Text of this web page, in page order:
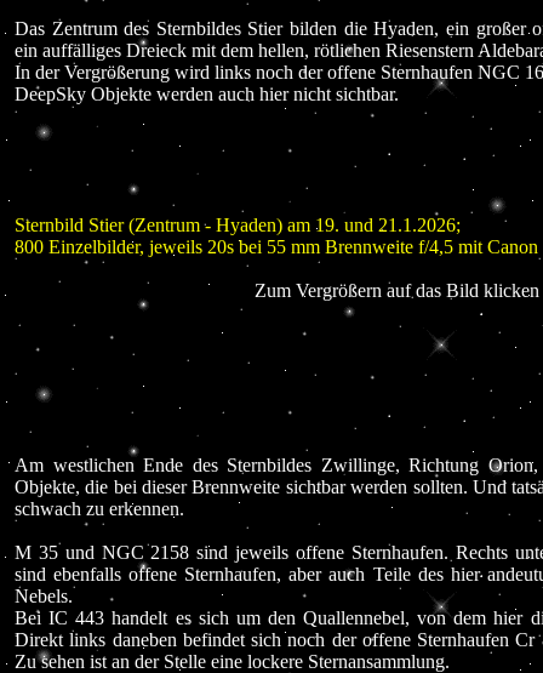
Das Zentrum des Sternbildes Stier bilden die Hyaden, ein großer
ein auffälliges Dreieck mit dem hellen, rötlichen Riesenstern
In der Vergrößerung wird links noch der offene Sternhaufen NGC
DeepSky Objekte werden auch hier nicht sichtbar.
Sternbild Stier (Zentrum - Hyaden) am 19. und 21.1.2026;
800 Einzelbilder, jeweils 20s bei 55 mm Brennweite f/4,5 mit
Zum Vergrößern auf das Bild
Am westlichen Ende des Sternbildes Zwillinge, Richtung
Objekte, die bei dieser Brennweite sichtbar werden sollten. Und
schwach zu erkennen.
M 35 und NGC 2158 sind jeweils offene Sternhaufen. Rechts
sind ebenfalls offene Sternhaufen, aber auch Teile des hier
Nebels.
Bei IC 443 handelt es sich um den Quallennebel, von dem hier
Direkt links daneben befindet sich noch der offene Sternhaufen
Zu sehen ist an der Stelle eine lockere Sternansammlung.